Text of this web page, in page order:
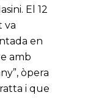
El 12
va
en
amb
òpera
i que